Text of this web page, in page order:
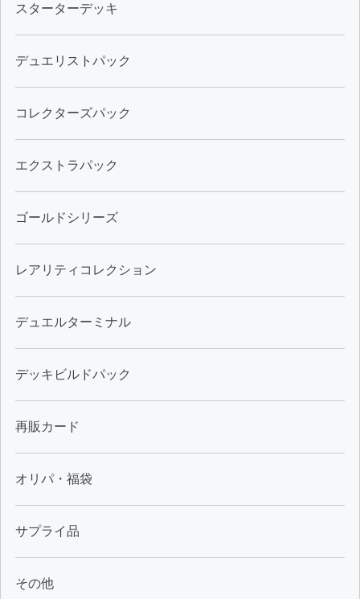
スターターデッキ
デュエリストパック
コレクターズパック
エクストラパック
ゴールドシリーズ
レアリティコレクション
デュエルターミナル
デッキビルドパック
再販カード
オリパ・福袋
サプライ品
その他